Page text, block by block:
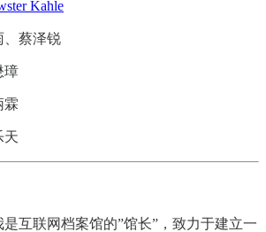
Kahle
、蔡泽锐
璋
霖
天
互联网档案馆的”馆长”，致力于建立一